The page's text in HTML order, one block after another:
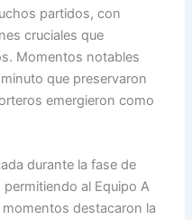
partidos, con
cruciales que
Momentos notables
que preservaron
emergieron como
durante la fase de
al Equipo A
destacaron la